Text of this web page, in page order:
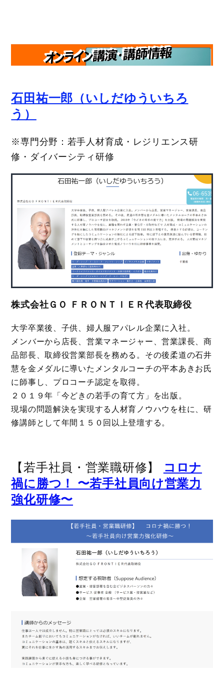
石田祐一郎（いしだゆういちろ
う）
※専門分野：若手人材育成・レジリエンス研
修・ダイバーシティ研修
株式会社ＧＯ ＦＲＯＮＴＩＥＲ代表取締役
大学卒業後、子供、婦人服アパレル企業に入社。
メンバーから店長、営業マネージャー、営業課長、商
品部長、取締役営業部長を務める。その後柔道の石井
慧を金メダルに導いたメンタルコーチの平本あきお氏
に師事し、プロコーチ認定を取得。
２０１９年「今どきの若手の育て方」を出版。
現場の問題解決を実現する人材育ノウハウを柱に、研
修講師として年間１５０回以上登壇する。
【若手社員・営業職研修】
コロナ
禍に勝つ！ 〜若手社員向け営業力
強化研修〜